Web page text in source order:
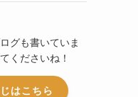
グも書いていま
くださいね！
はこちら